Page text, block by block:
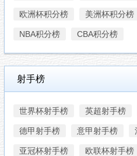
欧洲杯积分榜 美洲杯积分榜
NBA积分榜 CBA积分榜
射手榜
世界杯射手榜 英超射手榜
德甲射手榜 意甲射手榜
亚冠杯射手榜 欧联杯射手榜